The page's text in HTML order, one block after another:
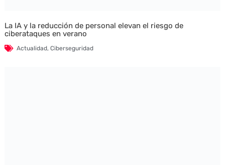
La IA y la reducción de personal elevan el riesgo de
ciberataques en verano
Actualidad, Ciberseguridad